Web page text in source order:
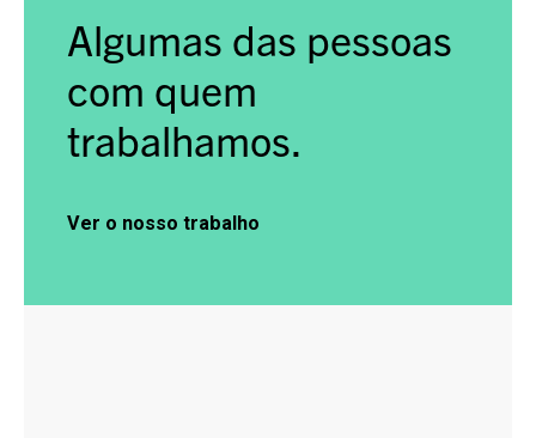
Algumas das pessoas
com quem
trabalhamos.
Ver o nosso trabalho